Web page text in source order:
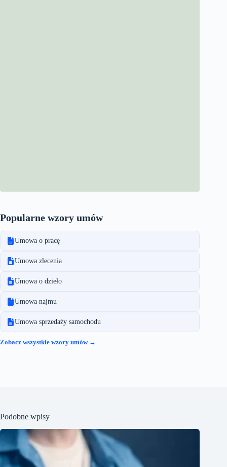
Popularne wzory umów
Umowa o pracę
Umowa zlecenia
Umowa o dzieło
Umowa najmu
Umowa sprzedaży samochodu
Zobacz wszystkie wzory umów →
Podobne wpisy